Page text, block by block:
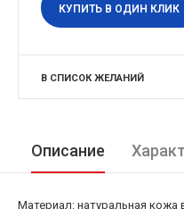
КУПИТЬ В ОДИН КЛИК
В СПИСОК ЖЕЛАНИЙ
Описание
Материал: натуральная кожа